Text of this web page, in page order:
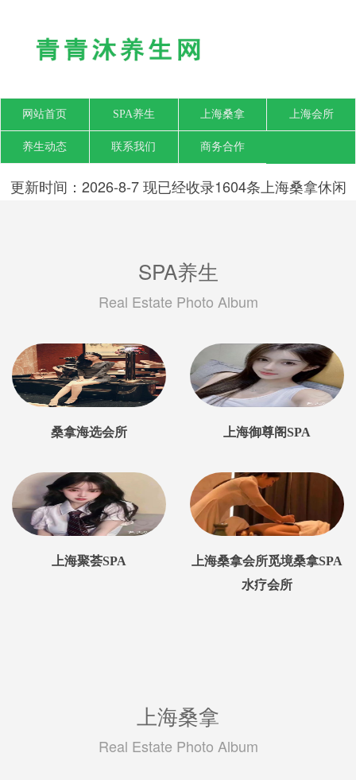
网站首页 SPA养生 上海桑拿 上海会所
养生动态 联系我们 商务合作
更新时间：2026-8-7 现已经收录1604条上海桑拿休闲
SPA养生
Real Estate Photo Album
桑拿海选会所 上海御尊阁SPA
上海聚荟SPA
上海桑拿会所觅境桑拿SPA
水疗会所
上海桑拿
Real Estate Photo Album